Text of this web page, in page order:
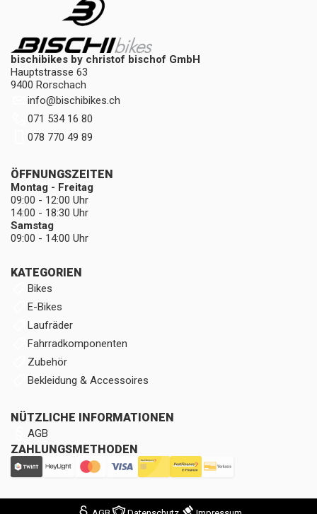
bischibikes by christof bischof GmbH
Hauptstrasse 63
9400 Rorschach
info@bischibikes.ch
071 534 16 80
078 770 49 89
KATEGORIEN
Bikes
E-Bikes
Laufräder
Fahrradkomponenten
Zubehör
Bekleidung & Accessoires
NÜTZLICHE INFORMATIONEN
AGB
ZAHLUNGSMETHODEN
ÖFFNUNGSZEITEN
Montag - Freitag
09:00 - 12:00 Uhr
14:00 - 18:30 Uhr
Samstag
09:00 - 14:00 Uhr